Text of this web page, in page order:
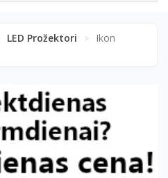
LED Prožektori >
Ikon